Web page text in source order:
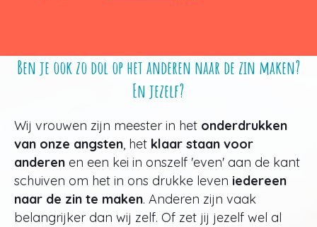
Ben je ook zo dol op het anderen naar de zin maken?
En jezelf?
Wij vrouwen zijn meester in het onderdrukken
van onze angsten, het klaar staan voor
anderen en een kei in onszelf 'even' aan de kant
schuiven om het in ons drukke leven iedereen
naar de zin te maken. Anderen zijn vaak
belangrijker dan wij zelf. Of zet jij jezelf wel al